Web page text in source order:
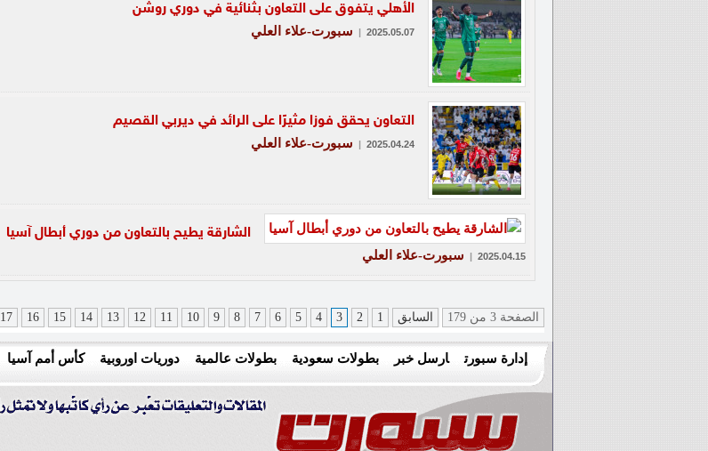
الأهلي يتفوق على التعاون بثنائية في دوري روشن
2025.05.07
| سبورت-علاء العلي
التعاون يحقق فوزا مثيرًا على الرائد في ديربي القصيم
2025.04.24
| سبورت-علاء العلي
الشارقة يطيح بالتعاون من دوري أبطال آسيا
2025.04.15
| سبورت-علاء العلي
الصفحة 3 من 179 السابق 1
2
3
4
5
6
7
8
9
10
11
12
13
14
15
16
17
إدارة سبورت ارسل خبر بطولات سعودية بطولات عالمية دوريات اوروبية كأس أمم آسيا